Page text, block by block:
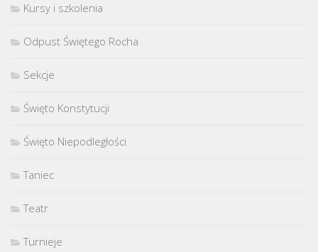
Kursy i szkolenia
Odpust Świętego Rocha
Sekcje
Święto Konstytucji
Święto Niepodległości
Taniec
Teatr
Turnieje